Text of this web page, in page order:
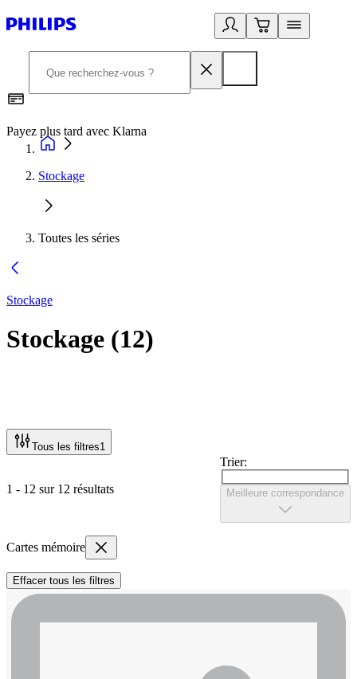
Payez plus tard avec Klarna
Stockage
Toutes les séries
Stockage
Stockage (12)
Tous les filtres1
1 - 12 sur 12 résultats
Trier:
Meilleure correspondance
Cartes mémoire
Effacer tous les filtres